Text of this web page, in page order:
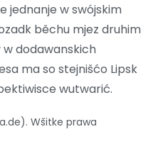
jednanje w swójskim
běchu mjez druhim
dodawanskich
ma so stejnišćo Lipsk
wutwarić.
Wšitke prawa